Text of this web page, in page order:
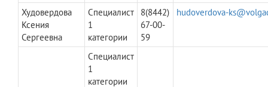
Худовердова
Ксения
Сергеевна
Специалист
1
категории
8(8442)
67-00-
59
hudoverdova-
Специалист
1
категории